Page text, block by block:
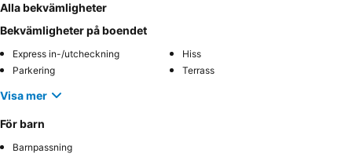
Alla bekvämligheter
Bekvämligheter på boendet
Express in-/utcheckning
Hiss
Parkering
Terrass
Visa mer
För barn
Barnpassning